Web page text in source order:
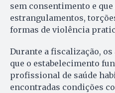
sem consentimento e
estrangulamentos,
formas de violência
Durante a fiscalização,
que o estabelecimento
profissional de saúde
encontradas condições